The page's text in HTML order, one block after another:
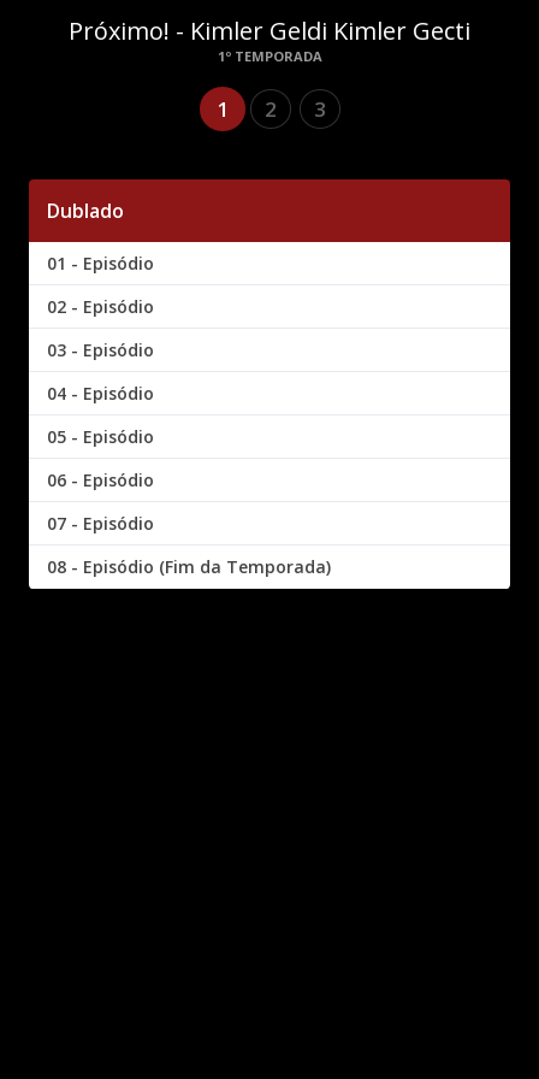
Próximo! - Kimler Geldi Kimler Gecti
1º TEMPORADA
1 2 3
Dublado
01 - Episódio
02 - Episódio
03 - Episódio
04 - Episódio
05 - Episódio
06 - Episódio
07 - Episódio
08 - Episódio (Fim da Temporada)